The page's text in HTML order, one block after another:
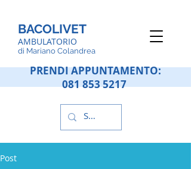
BACOLIVET
AMBULATORIO
di Mariano Colandrea
PRENDI APPUNTAMENTO:
081 853 5217
Post